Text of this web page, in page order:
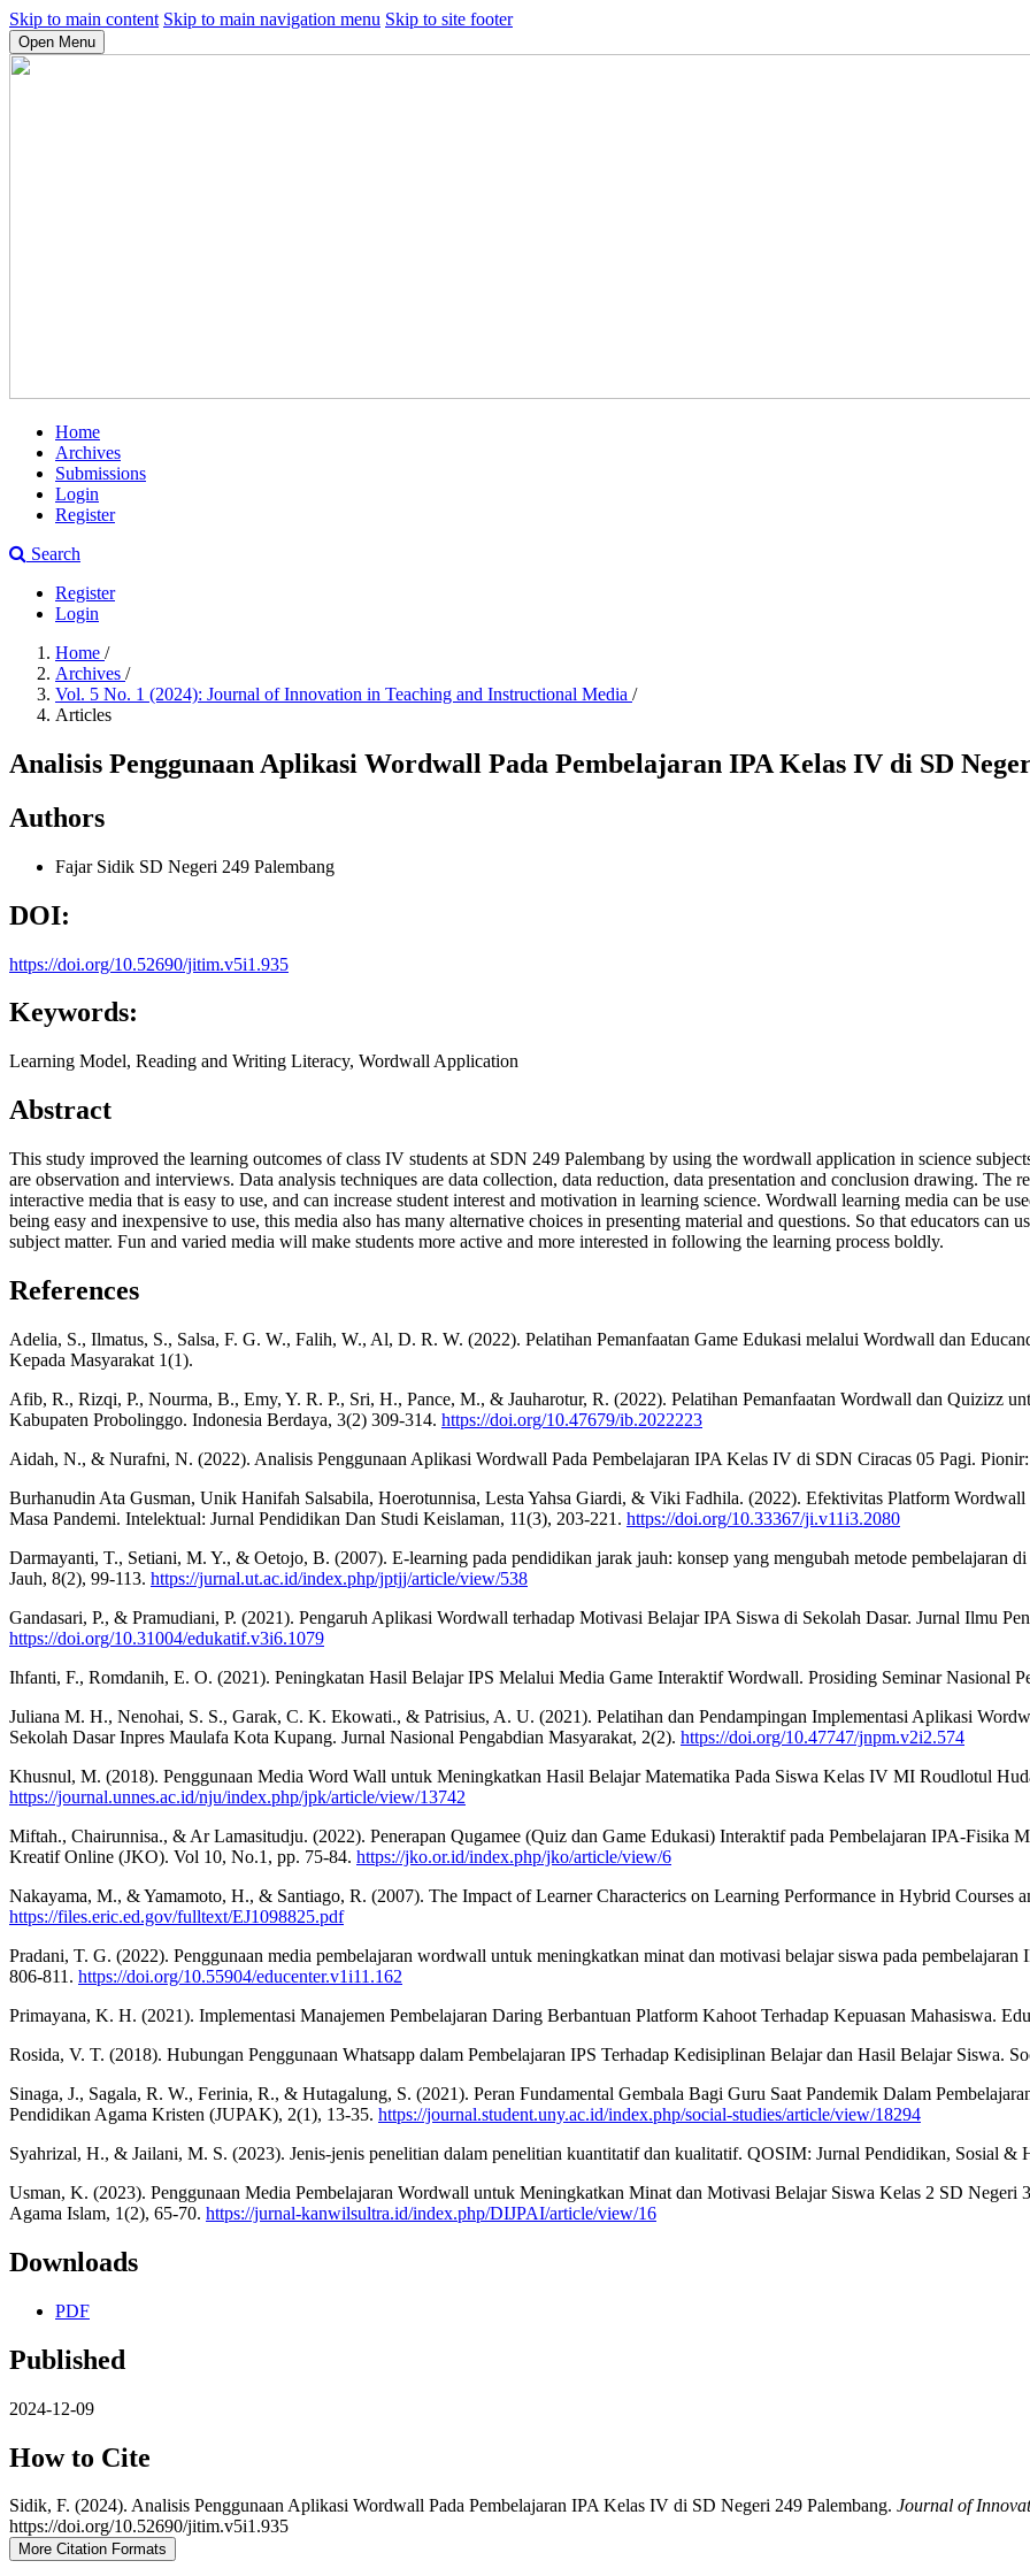
Skip to main content Skip to main navigation menu Skip to site footer
Open Menu
Home
Archives
Submissions
Login
Register
Search
Register
Login
Home /
Archives /
Vol. 5 No. 1 (2024): Journal of Innovation in Teaching and Instructional Media /
Articles
Analisis Penggunaan Aplikasi Wordwall Pada Pembelajaran IPA Kelas IV di SD
Authors
Fajar Sidik SD Negeri 249 Palembang
DOI:
https://doi.org/10.52690/jitim.v5i1.935
Keywords:
Learning Model, Reading and Writing Literacy, Wordwall Application
Abstract
This study improved the learning outcomes of class IV students at SDN 249 Palembang by using the wordwall application in science
are observation and interviews. Data analysis techniques are data collection, data reduction, data presentation and conclusion drawing. The
interactive media that is easy to use, and can increase student interest and motivation in learning science. Wordwall learning media can be
being easy and inexpensive to use, this media also has many alternative choices in presenting material and questions. So that educators can
subject matter. Fun and varied media will make students more active and more interested in following the learning process boldly.
References
Adelia, S., Ilmatus, S., Salsa, F. G. W., Falih, W., Al, D. R. W. (2022). Pelatihan Pemanfaatan Game Edukasi melalui Wordwall dan
Kepada Masyarakat 1(1).
Afib, R., Rizqi, P., Nourma, B., Emy, Y. R. P., Sri, H., Pance, M., & Jauharotur, R. (2022). Pelatihan Pemanfaatan Wordwall dan Quizizz
Kabupaten Probolinggo. Indonesia Berdaya, 3(2) 309-314. https://doi.org/10.47679/ib.2022223
Aidah, N., & Nurafni, N. (2022). Analisis Penggunaan Aplikasi Wordwall Pada Pembelajaran IPA Kelas IV di SDN Ciracas 05 Pagi.
Burhanudin Ata Gusman, Unik Hanifah Salsabila, Hoerotunnisa, Lesta Yahsa Giardi, & Viki Fadhila. (2022). Efektivitas Platform
Masa Pandemi. Intelektual: Jurnal Pendidikan Dan Studi Keislaman, 11(3), 203-221. https://doi.org/10.33367/ji.v11i3.2080
Darmayanti, T., Setiani, M. Y., & Oetojo, B. (2007). E-learning pada pendidikan jarak jauh: konsep yang mengubah metode pembelajaran
Jauh, 8(2), 99-113. https://jurnal.ut.ac.id/index.php/jptjj/article/view/538
Gandasari, P., & Pramudiani, P. (2021). Pengaruh Aplikasi Wordwall terhadap Motivasi Belajar IPA Siswa di Sekolah Dasar. Jurnal Ilmu
https://doi.org/10.31004/edukatif.v3i6.1079
Ihfanti, F., Romdanih, E. O. (2021). Peningkatan Hasil Belajar IPS Melalui Media Game Interaktif Wordwall. Prosiding Seminar Nasional
Juliana M. H., Nenohai, S. S., Garak, C. K. Ekowati., & Patrisius, A. U. (2021). Pelatihan dan Pendampingan Implementasi Aplikasi
Sekolah Dasar Inpres Maulafa Kota Kupang. Jurnal Nasional Pengabdian Masyarakat, 2(2). https://doi.org/10.47747/jnpm.v2i2.574
Khusnul, M. (2018). Penggunaan Media Word Wall untuk Meningkatkan Hasil Belajar Matematika Pada Siswa Kelas IV MI Roudlotul
https://journal.unnes.ac.id/nju/index.php/jpk/article/view/13742
Miftah., Chairunnisa., & Ar Lamasitudju. (2022). Penerapan Qugamee (Quiz dan Game Edukasi) Interaktif pada Pembelajaran IPA-Fisika
Kreatif Online (JKO). Vol 10, No.1, pp. 75-84. https://jko.or.id/index.php/jko/article/view/6
Nakayama, M., & Yamamoto, H., & Santiago, R. (2007). The Impact of Learner Characterics on Learning Performance in Hybrid Courses
https://files.eric.ed.gov/fulltext/EJ1098825.pdf
Pradani, T. G. (2022). Penggunaan media pembelajaran wordwall untuk meningkatkan minat dan motivasi belajar siswa pada
806-811. https://doi.org/10.55904/educenter.v1i11.162
Primayana, K. H. (2021). Implementasi Manajemen Pembelajaran Daring Berbantuan Platform Kahoot Terhadap Kepuasan Mahasiswa.
Rosida, V. T. (2018). Hubungan Penggunaan Whatsapp dalam Pembelajaran IPS Terhadap Kedisiplinan Belajar dan Hasil Belajar Siswa.
Sinaga, J., Sagala, R. W., Ferinia, R., & Hutagalung, S. (2021). Peran Fundamental Gembala Bagi Guru Saat Pandemik Dalam
Pendidikan Agama Kristen (JUPAK), 2(1), 13-35. https://journal.student.uny.ac.id/index.php/social-studies/article/view/18294
Syahrizal, H., & Jailani, M. S. (2023). Jenis-jenis penelitian dalam penelitian kuantitatif dan kualitatif. QOSIM: Jurnal Pendidikan, Sosial &
Usman, K. (2023). Penggunaan Media Pembelajaran Wordwall untuk Meningkatkan Minat dan Motivasi Belajar Siswa Kelas 2 SD Negeri
Agama Islam, 1(2), 65-70. https://jurnal-kanwilsultra.id/index.php/DIJPAI/article/view/16
Downloads
PDF
Published
2024-12-09
How to Cite
Sidik, F. (2024). Analisis Penggunaan Aplikasi Wordwall Pada Pembelajaran IPA Kelas IV di SD Negeri 249 Palembang. Journal of
https://doi.org/10.52690/jitim.v5i1.935
More Citation Formats